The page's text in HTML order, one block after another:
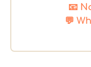
📧
💬